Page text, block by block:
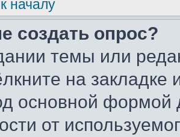
началу
создать опрос?
темы или
на
основной формой
от